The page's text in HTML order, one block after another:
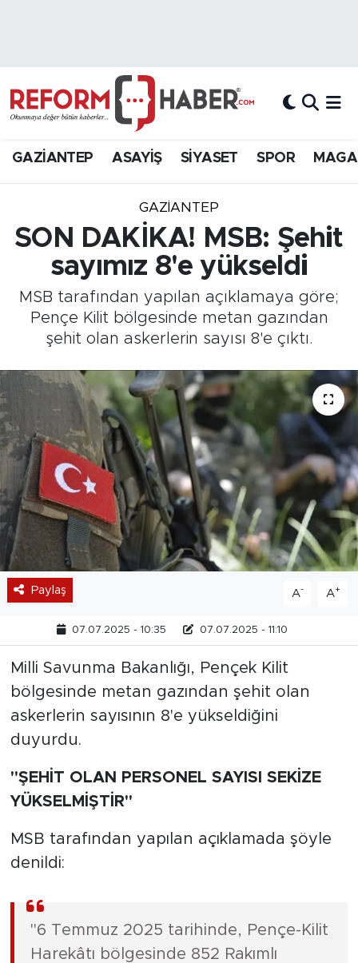
GAZİANTEP ASAYİŞ SİYASET SPOR
GAZIANTEP
SON DAKİKA! MSB: Şehit
sayımız 8'e yükseldi
MSB tarafından yapılan açıklamaya göre;
Pençe Kilit bölgesinde metan gazından
şehit olan askerlerin sayısı 8'e çıktı.
Paylaş A- A+
07.07.2025 - 10:35 07.07.2025 - 11:10
Milli Savunma Bakanlığı, Pençek Kilit
bölgesinde metan gazından şehit olan
askerlerin sayısının 8'e yükseldiğini
duyurdu.
"ŞEHİT OLAN PERSONEL SAYISI SEKİZE
YÜKSELMİŞTİR"
MSB tarafından yapılan açıklamada şöyle
denildi:
"6 Temmuz 2025 tarihinde, Pençe-Kilit
Harekâtı bölgesinde 852 Rakımlı
Hava Durumu
Süper Lig Puan Durumu ve Fikstür
Tüm Manşetler
Son Dakika Haberleri
Haber Arşivi